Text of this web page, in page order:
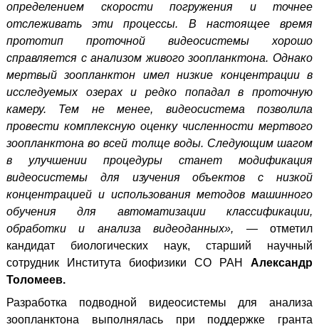
определением скорости погружения и точнее
отслеживать эти процессы. В настоящее время
прототип проточной видеосистемы хорошо
справляется с анализом живого зоопланктона. Однако
мертвый зоопланктон имел низкие концентрации в
исследуемых озерах и редко попадал в проточную
камеру. Тем не менее, видеосистема позволила
провести комплексную оценку численности мертвого
зоопланктона во всей толще воды. Следующим шагом
в улучшении процедуры станет модификация
видеосистемы для изучения объектов с низкой
концентрацией и использования методов машинного
обучения для автоматизации классификации,
обработки и анализа видеоданных», — отметил
кандидат биологических наук, старший научный
сотрудник Института биофизики СО РАН Александр
Толомеев.
Разработка подводной видеосистемы для анализа
зоопланктона выполнялась при поддержке гранта